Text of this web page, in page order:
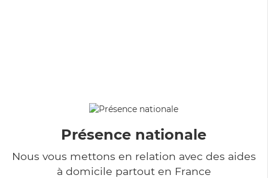
Présence nationale
Nous vous mettons en relation avec des aides
à domicile partout en France